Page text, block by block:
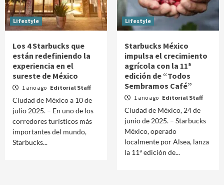
Lifestyle
Los 4 Starbucks que
están redefiniendo la
experiencia en el
sureste de México
1 año ago Editorial Staff
Ciudad de México a 10 de
julio 2025. – En uno de los
corredores turísticos más
importantes del mundo,
Starbucks...
Lifestyle
Starbucks México
impulsa el crecimiento
agrícola con la 11ª
edición de “Todos
Sembramos Café”
1 año ago Editorial Staff
Ciudad de México, 24 de
junio de 2025. – Starbucks
México, operado
localmente por Alsea, lanza
la 11ª edición de...